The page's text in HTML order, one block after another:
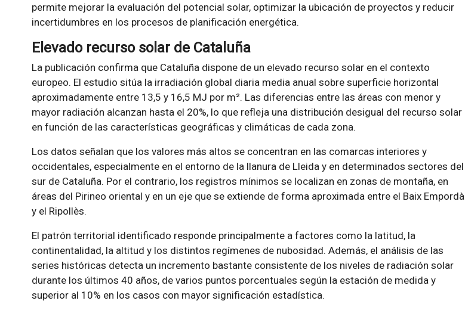
permite mejorar la evaluación del potencial solar, optimizar la ubicación de proyectos y reducir
incertidumbres en los procesos de planificación energética.
Elevado recurso solar de Cataluña
La publicación confirma que Cataluña dispone de un elevado recurso solar en el contexto
europeo. El estudio sitúa la irradiación global diaria media anual sobre superficie horizontal
aproximadamente entre 13,5 y 16,5 MJ por m². Las diferencias entre las áreas con menor y
mayor radiación alcanzan hasta el 20%, lo que refleja una distribución desigual del recurso solar
en función de las características geográficas y climáticas de cada zona.
Los datos señalan que los valores más altos se concentran en las comarcas interiores y
occidentales, especialmente en el entorno de la llanura de Lleida y en determinados sectores del
sur de Cataluña. Por el contrario, los registros mínimos se localizan en zonas de montaña, en
áreas del Pirineo oriental y en un eje que se extiende de forma aproximada entre el Baix Empordà
y el Ripollès.
El patrón territorial identificado responde principalmente a factores como la latitud, la
continentalidad, la altitud y los distintos regímenes de nubosidad. Además, el análisis de las
series históricas detecta un incremento bastante consistente de los niveles de radiación solar
durante los últimos 40 años, de varios puntos porcentuales según la estación de medida y
superior al 10% en los casos con mayor significación estadística.